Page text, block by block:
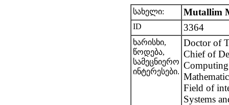
სახელი: Mutallim
ID 3364
ხარისხი,
წოდება,
სამეცნიერო
ინტერესები.
Doctor of
Chief of
Field of
Systems